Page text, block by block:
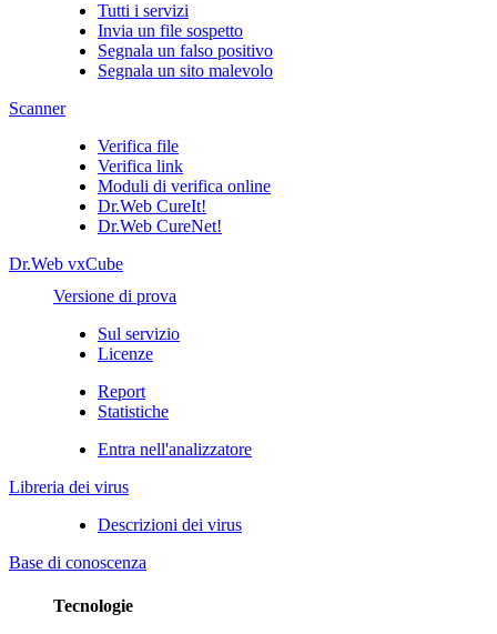
Tutti i servizi
Invia un file sospetto
Segnala un falso positivo
Segnala un sito malevolo
Scanner
Verifica file
Verifica link
Moduli di verifica online
Dr.Web CureIt!
Dr.Web CureNet!
Dr.Web vxCube
Versione di prova
Sul servizio
Licenze
Report
Statistiche
Entra nell'analizzatore
Libreria dei virus
Descrizioni dei virus
Base di conoscenza
Tecnologie